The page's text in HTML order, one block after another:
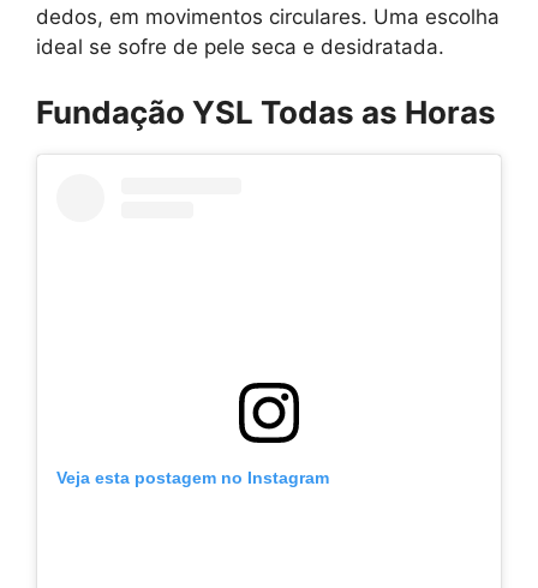
dedos, em movimentos circulares. Uma escolha
ideal se sofre de pele seca e desidratada.
Fundação YSL Todas as Horas
Veja esta postagem no Instagram